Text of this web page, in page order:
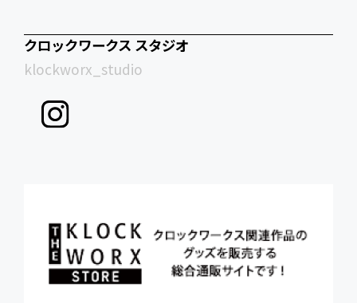
クロックワークス スタジオ
klockworx_studio